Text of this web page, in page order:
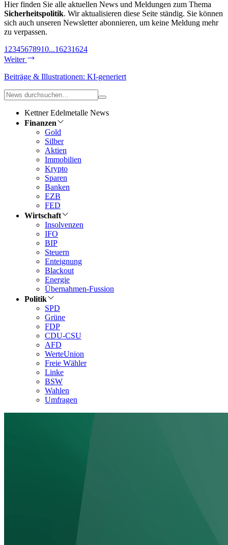
Hier finden Sie alle aktuellen News und Meldungen zum Thema
Sicherheitspolitik. Wir aktualisieren diese Seite ständig. Sie können
sich auch unseren Newsletter abonnieren, um keine Meldung mehr
zu verpassen.
1 2345678910...16231624
Weiter
Beiträge & Illustrationen: KI-generiert
Kettner Edelmetalle News
Finanzen
Gold
Silber
Aktien
Immobilien
Krypto
Sparen
Banken
EZB
FED
Wirtschaft
Insolvenzen
IFO
BIP
Steuern
Enteignung
Blackout
Energie
Übernahmen-Fussion
Politik
SPD
Grüne
FDP
CDU-CSU
AFD
WerteUnion
Freie Wähler
Linke
BSW
Wahlen
Umfragen